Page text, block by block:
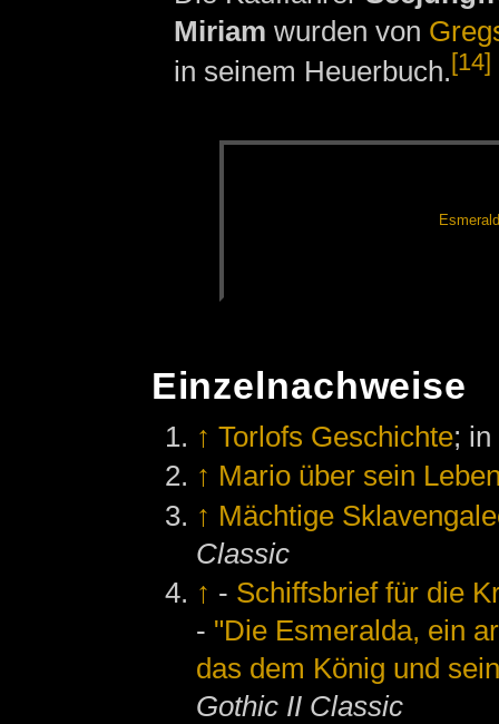
Miriam wurden von
in seinem Heuerbuch.[14]
Einzelnachweise
↑ Torlofs Geschichte; in
↑ Mario über sein
↑ Mächtige
Classic
↑ - Schiffsbrief für die
- "Die Esmeralda, ein
das dem König und
Gothic II Classic